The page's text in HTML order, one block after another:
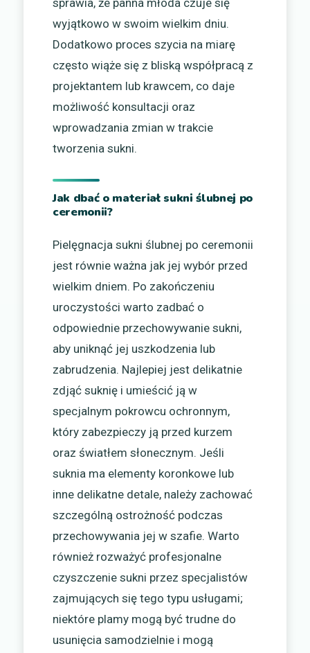
wyjątkowo w swoim wielkim dniu.
Dodatkowo proces szycia na miarę
często wiąże się z bliską współpracą z
projektantem lub krawcem, co daje
możliwość konsultacji oraz
wprowadzania zmian w trakcie
tworzenia sukni.
Jak dbać o materiał sukni ślubnej po
ceremonii?
Pielęgnacja sukni ślubnej po ceremonii
jest równie ważna jak jej wybór przed
wielkim dniem. Po zakończeniu
uroczystości warto zadbać o
odpowiednie przechowywanie sukni,
aby uniknąć jej uszkodzenia lub
zabrudzenia. Najlepiej jest delikatnie
zdjąć suknię i umieścić ją w
specjalnym pokrowcu ochronnym,
który zabezpieczy ją przed kurzem
oraz światłem słonecznym. Jeśli
suknia ma elementy koronkowe lub
inne delikatne detale, należy zachować
szczególną ostrożność podczas
przechowywania jej w szafie. Warto
również rozważyć profesjonalne
czyszczenie sukni przez specjalistów
zajmujących się tego typu usługami;
niektóre plamy mogą być trudne do
usunięcia samodzielnie i mogą